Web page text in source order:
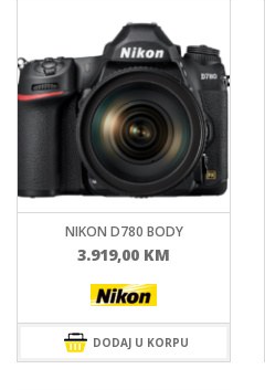
NIKON D780 BODY
3.919,00 KM
DODAJ U KORPU